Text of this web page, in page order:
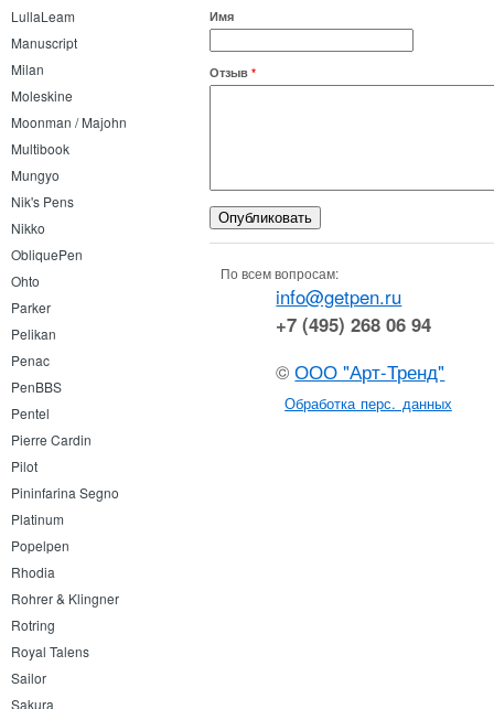
LullaLeam
Manuscript
Milan
Moleskine
Moonman / Majohn
Multibook
Mungyo
Nik's Pens
Nikko
ObliquePen
Ohto
Parker
Pelikan
Penac
PenBBS
Pentel
Pierre Cardin
Pilot
Pininfarina Segno
Platinum
Popelpen
Rhodia
Rohrer & Klingner
Rotring
Royal Talens
Sailor
Sakura
Имя
Отзыв *
По всем вопросам:
info@getpen.ru
+7 (495) 268 06 94
©ООО "Арт-Тренд"
Обработка перс. данных